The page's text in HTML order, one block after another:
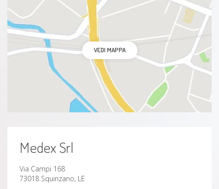
VEDI MAPPA
Medex Srl
Via Campi 168
73018 Squinzano, LE